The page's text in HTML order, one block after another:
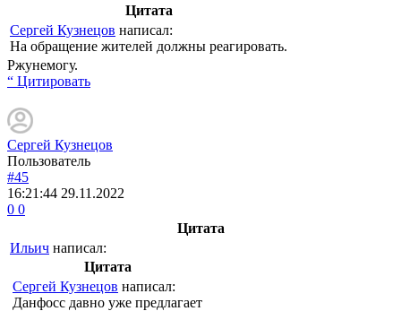
Цитата
Сергей Кузнецов написал:
На обращение жителей должны реагировать.
Ржунемогу.
“ Цитировать
Сергей Кузнецов
Пользователь
#45
16:21:44 29.11.2022
0 0
Цитата
Ильич написал:
Цитата
Сергей Кузнецов написал:
Данфосс давно уже предлагает